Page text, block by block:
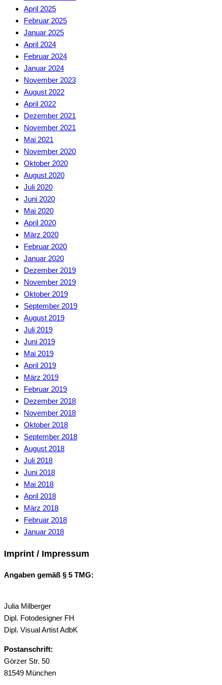
April 2025
Februar 2025
Januar 2025
April 2024
Februar 2024
Januar 2024
November 2023
August 2022
April 2022
Dezember 2021
November 2021
Mai 2021
November 2020
Oktober 2020
August 2020
Juli 2020
Juni 2020
Mai 2020
April 2020
März 2020
Februar 2020
Januar 2020
Dezember 2019
November 2019
Oktober 2019
September 2019
August 2019
Juli 2019
Juni 2019
Mai 2019
April 2019
März 2019
Februar 2019
Dezember 2018
November 2018
Oktober 2018
September 2018
August 2018
Juli 2018
Juni 2018
Mai 2018
April 2018
März 2018
Februar 2018
Januar 2018
Imprint / Impressum
Angaben gemäß § 5 TMG:
Julia Milberger
Dipl. Fotodesigner FH
Dipl. Visual Artist AdbK
Postanschrift:
Görzer Str. 50
81549 München